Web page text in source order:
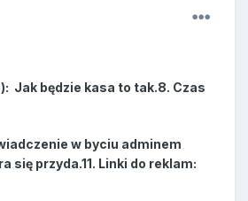
Jak będzie kasa to tak.8. Czas
w byciu adminem
przyda.11. Linki do reklam: